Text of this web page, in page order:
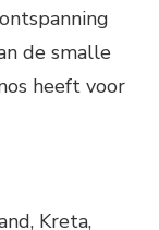
de smalle
heeft voor
Kreta,